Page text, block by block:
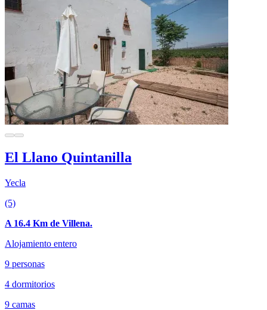
El Llano Quintanilla
Yecla
(5)
A 16.4 Km de Villena.
Alojamiento entero
9 personas
4 dormitorios
9 camas